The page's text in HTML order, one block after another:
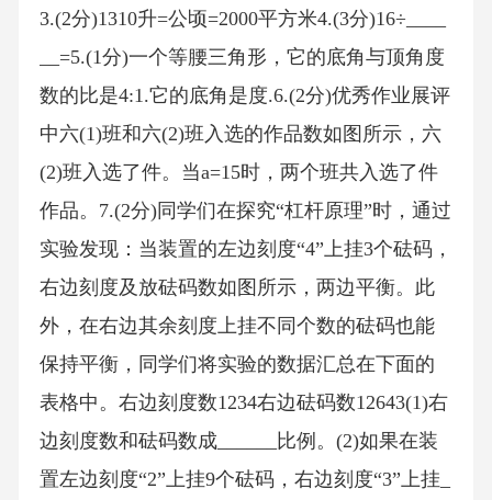
3.(2分)1310升=公顷=2000平方米4.(3分)16÷____
__=5.(1分)一个等腰三角形，它的底角与顶角度
数的比是4:1.它的底角是度.6.(2分)优秀作业展评
中六(1)班和六(2)班入选的作品数如图所示，六
(2)班入选了件。当a=15时，两个班共入选了件
作品。7.(2分)同学们在探究“杠杆原理”时，通过
实验发现：当装置的左边刻度“4”上挂3个砝码，
右边刻度及放砝码数如图所示，两边平衡。此
外，在右边其余刻度上挂不同个数的砝码也能
保持平衡，同学们将实验的数据汇总在下面的
表格中。右边刻度数1234右边砝码数12643(1)右
边刻度数和砝码数成______比例。(2)如果在装
置左边刻度“2”上挂9个砝码，右边刻度“3”上挂_